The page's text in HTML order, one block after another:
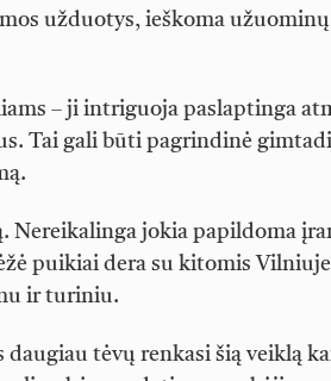
užduotys, ieškoma
– ji intriguoja paslaptinga
Tai gali būti pagrindinė
Nereikalinga jokia papildoma
puikiai dera su kitomis Vilniuje
ir turiniu.
tėvų renkasi šią veiklą